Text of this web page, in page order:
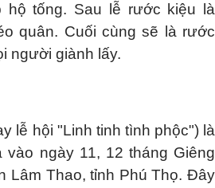
hộ tống. Sau lễ rước kiệu là
quân. Cuối cùng sẽ là rước
người giành lấy.
lễ hội "Linh tinh tình phộc") là
vào ngày 11, 12 tháng Giêng
Lâm Thao, tỉnh Phú Thọ. Đây